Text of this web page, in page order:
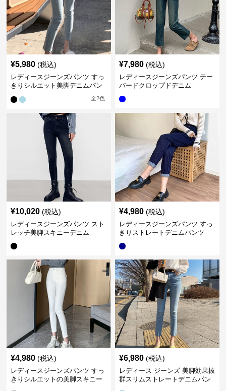
¥5,980 (税込)
レディースジーンズパンツ すっ
きりシルエット美脚デニムパン
全2色
¥7,980 (税込)
レディースジーンズパンツ テー
パードクロップドデニム
¥10,020 (税込)
レディースジーンズパンツ スト
レッチ美脚スキニーデニム
¥4,980 (税込)
レディースジーンズパンツ すっ
きりストレートデニムパンツ
¥4,980 (税込)
レディースジーンズパンツ すっ
きりシルエットの美脚スキニー
¥6,980 (税込)
レディース ジーンズ 美脚効果抜
群スリムストレートデニムパン